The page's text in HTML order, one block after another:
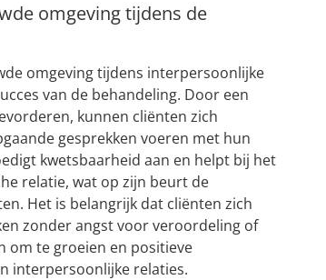
omgeving tijdens de
omgeving tijdens interpersoonlijke
van de behandeling. Door een
kunnen cliënten zich
gesprekken voeren met hun
kwetsbaarheid aan en helpt bij het
relatie, wat op zijn beurt de
Het is belangrijk dat cliënten zich
zonder angst voor veroordeling of
om te groeien en positieve
interpersoonlijke relaties.